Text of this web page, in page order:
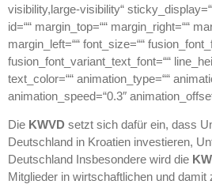
visibility,large-visibility“
id=““ margin_top=““ margin_right=““
margin_left=““ font_size=““
fusion_font_variant_text_font=““
text_color=““ animation_type=““
animation_speed=“0.3″
Die KWVD setzt sich dafür ein, dass
Deutschland in Kroatien investieren,
Deutschland Insbesondere wird die
Mitglieder in wirtschaftlichen und